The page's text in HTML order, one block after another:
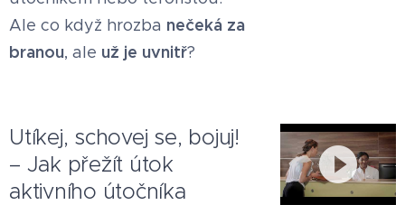
Ale co když hrozba nečeká za
branou, ale už je uvnitř?
Utíkej, schovej se, bojuj!
– Jak přežít útok
aktivního útočníka